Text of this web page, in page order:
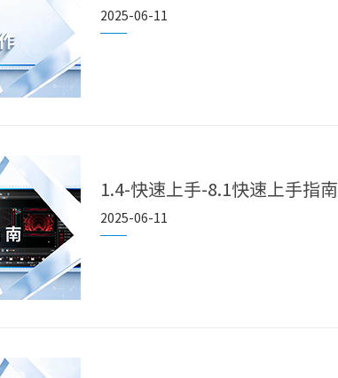
2025-06-11
1.4-快速上手-8.1快速上手指南
2025-06-11